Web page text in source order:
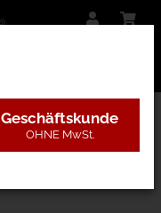
Geschäftskunde
OHNE MwSt.